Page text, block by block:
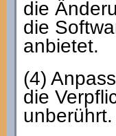
die
die
anbietet.
(4)
die
unberührt.